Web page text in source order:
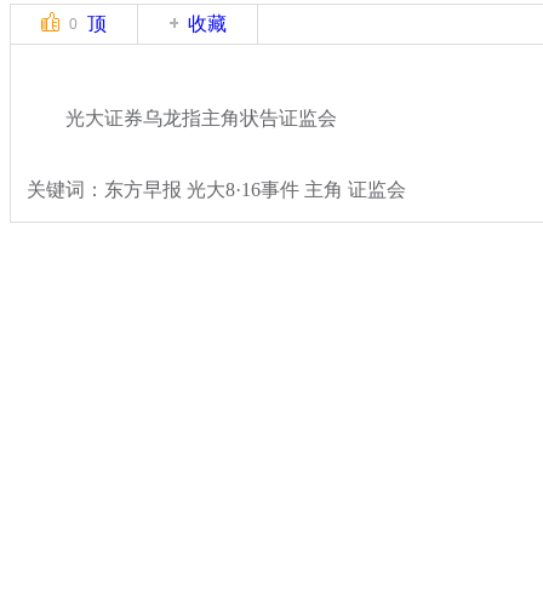
0 顶 收藏
光大证券乌龙指主角状告证监会
关键词：东方早报 光大8·16事件 主角 证监会